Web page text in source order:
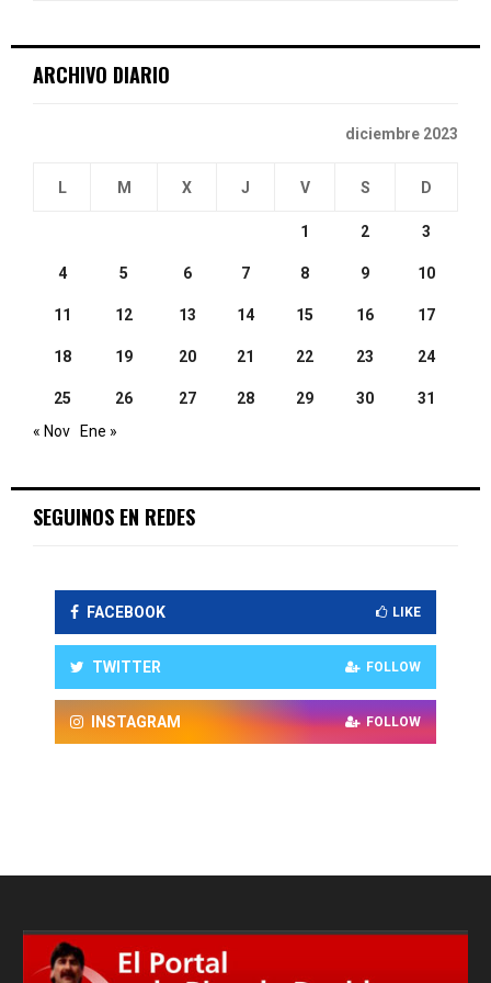
ARCHIVO DIARIO
diciembre 2023
L M X J V S D
1 2 3
4 5 6 7 8 9 10
11 12 13 14 15 16 17
18 19 20 21 22 23 24
25 26 27 28 29 30
31
« Nov
Ene »
SEGUINOS EN REDES
FACEBOOK LIKE
TWITTER FOLLOW
INSTAGRAM FOLLOW